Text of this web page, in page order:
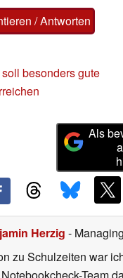
/ Antworten
besonders gute
Als
Herzig -
zu Schulzeiten war